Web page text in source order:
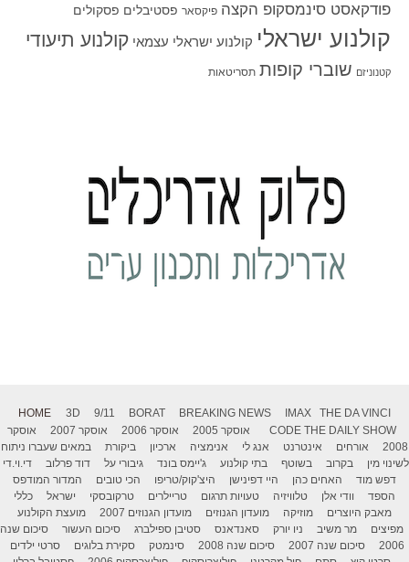
פודקאסט סינמסקופ הקצה פיקסאר פסטיבלים פסקולים
קולנוע ישראלי קולנוע ישראלי עצמאי קולנוע תיעודי
קטנוניזם שוברי קופות תסריטאות
HOME 3D 9/11 BORAT BREAKING NEWS IMAX
THE DA VINCI
CODE THE DAILY SHOW אוסקר 2005 אוסקר 2006 אוסקר 2007
אוסקר
2008
אורחים אינטרנט אנג לי אנימציה ארכיון ביקורת
במאים שעברו ניתוח
לשינוי מין
בקרוב בשוטף בתי קולנוע ג'יימס בונד גיבורי על דוד פרלוב
די.וי.די
דפש מוד
האחים כהן היי דפינישן היצ'קוק/טריפו הכי טובים
המדור המודפס
הספד
וודי אלן טלוויזיה טעויות תרגום טריילרים טרקובסקי ישראל
כללי
מאבק היוצרים
מוזיקה מועדון הגנוזים מועדון הגנוזים 2007
מועצת הקולנוע
מפיצים
מר משיב ניו יורק סאנדאנס סטיבן ספילברג סיכום העשור
סיכום שנה
2006
סיכום שנה 2007 סיכום שנה 2008 סינמטק סקירת בלוגים
סרטי ילדים